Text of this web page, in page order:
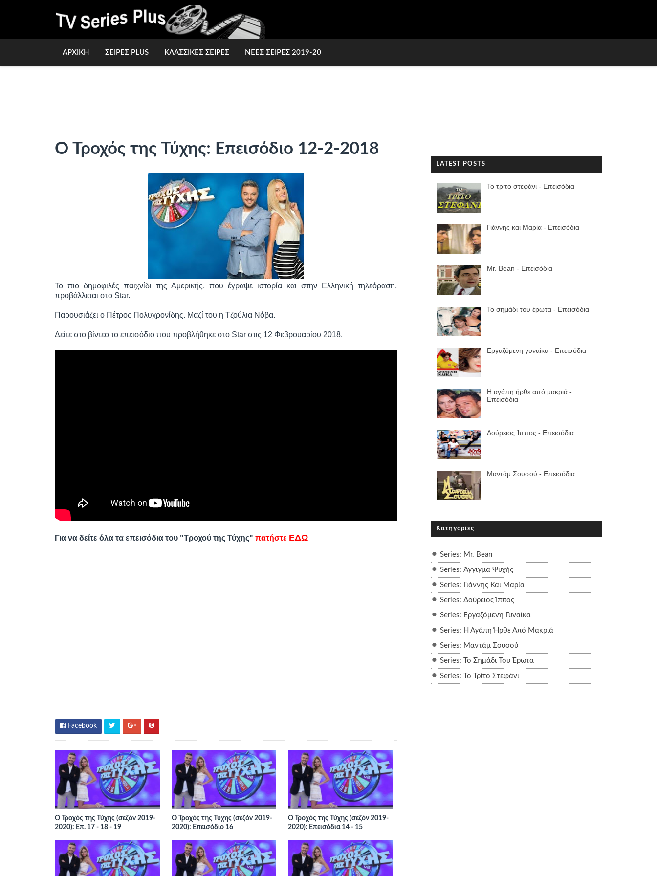
ΑΡΧΙΚΗ ΣΕΙΡΕΣ PLUS ΚΛΑΣΣΙΚΕΣ ΣΕΙΡΕΣ ΝΕΕΣ ΣΕΙΡΕΣ 2019-20
Ο Τροχός της Τύχης: Επεισόδιο 12-2-2018
Το πιο δημοφιλές παιχνίδι της Αμερικής, που έγραψε ιστορία και στην Ελληνική τηλεόραση,
προβάλλεται στο Star.
Παρουσιάζει ο Πέτρος Πολυχρονίδης. Μαζί του η Τζούλια Νόβα.
Δείτε στο βίντεο το επεισόδιο που προβλήθηκε στο Star στις 12 Φεβρουαρίου 2018.
Για να δείτε όλα τα επεισόδια του "Τροχού της Τύχης" πατήστε ΕΔΩ
Facebook
Ο Τροχός της Τύχης (σεζόν 2019-
2020): Επ. 17 - 18 - 19
Ο Τροχός της Τύχης (σεζόν 2019-
2020): Επεισόδιο 16
Ο Τροχός της Τύχης (σεζόν 2019-
2020): Επεισόδια 14 - 15
LATEST POSTS
Το τρίτο στεφάνι - Επεισόδια
Γιάννης και Μαρία - Επεισόδια
Mr. Bean - Επεισόδια
Το σημάδι του έpωτα - Επεισόδια
Εργαζόμενη γυναίκα - Επεισόδια
Η αγάπη ήρθε από μακριά -
Επεισόδια
Δούρειος Ίππος - Επεισόδια
Μαντάμ Σουσού - Επεισόδια
Κατηγορίες
Series: Mr. Bean
Series: Άγγιγμα Ψυχής
Series: Γιάννης Και Μαρία
Series: Δούρειος Ίππος
Series: Εργαζόμενη Γυναίκα
Series: Η Αγάπη Ήρθε Από Μακριά
Series: Μαντάμ Σουσού
Series: Το Σημάδι Του Έpωτα
Series: Το Τρίτο Στεφάνι